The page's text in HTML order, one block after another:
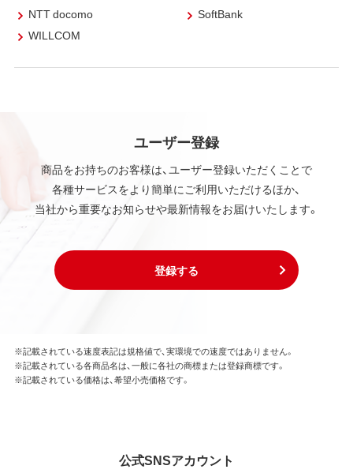
NTT docomo
SoftBank
WILLCOM
ユーザー登録
商品をお持ちのお客様は、ユーザー登録いただくことで
各種サービスをより簡単にご利用いただけるほか、
当社から重要なお知らせや最新情報をお届けいたします。
登録する
※記載されている速度表記は規格値で、実環境での速度ではありません。
※記載されている各商品名は、一般に各社の商標または登録商標です。
※記載されている価格は、希望小売価格です。
公式SNSアカウント